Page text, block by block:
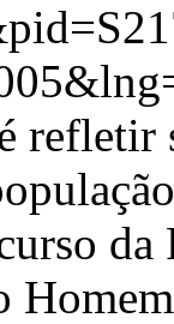
refletir